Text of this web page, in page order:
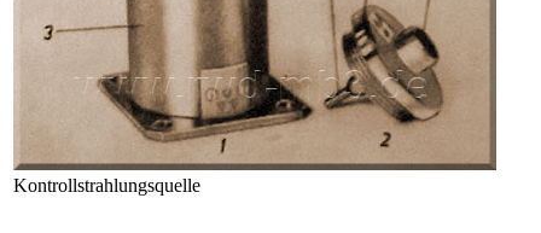
Kontrollstrahlungsquelle